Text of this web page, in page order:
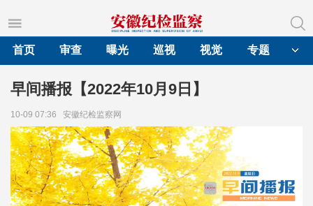
首页
审查 曝光 巡视 视觉 专题
早间播报【2022年10月9日】
10-09 07:36 安徽纪检监察网